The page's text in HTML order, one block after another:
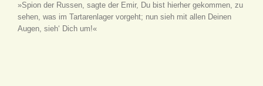
»Spion der Russen, sagte der Emir, Du bist hierher gekommen, zu
sehen, was im Tartarenlager vorgeht; nun sieh mit allen Deinen
Augen, sieh‘ Dich um!«